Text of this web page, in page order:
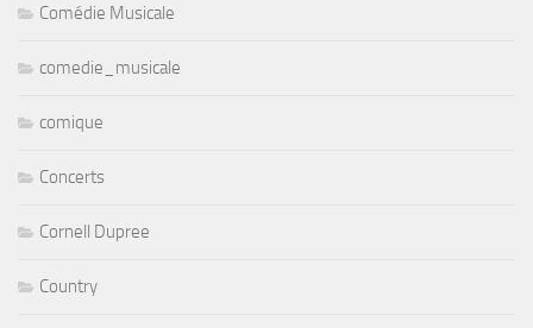
Comédie Musicale
comedie_musicale
comique
Concerts
Cornell Dupree
Country